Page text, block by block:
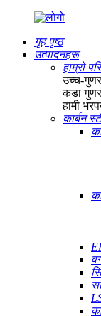
गृह पृष्ठ
उत्पादनहरू
हाम्रो
उच्च-
कडा
हामी
कार्बन